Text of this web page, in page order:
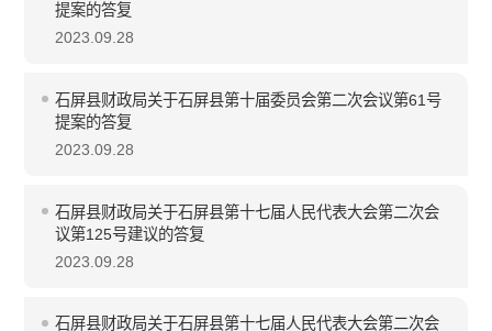
提案的答复
2023.09.28
石屏县财政局关于石屏县第十届委员会第二次会议第61号
提案的答复
2023.09.28
石屏县财政局关于石屏县第十七届人民代表大会第二次会
议第125号建议的答复
2023.09.28
石屏县财政局关于石屏县第十七届人民代表大会第二次会